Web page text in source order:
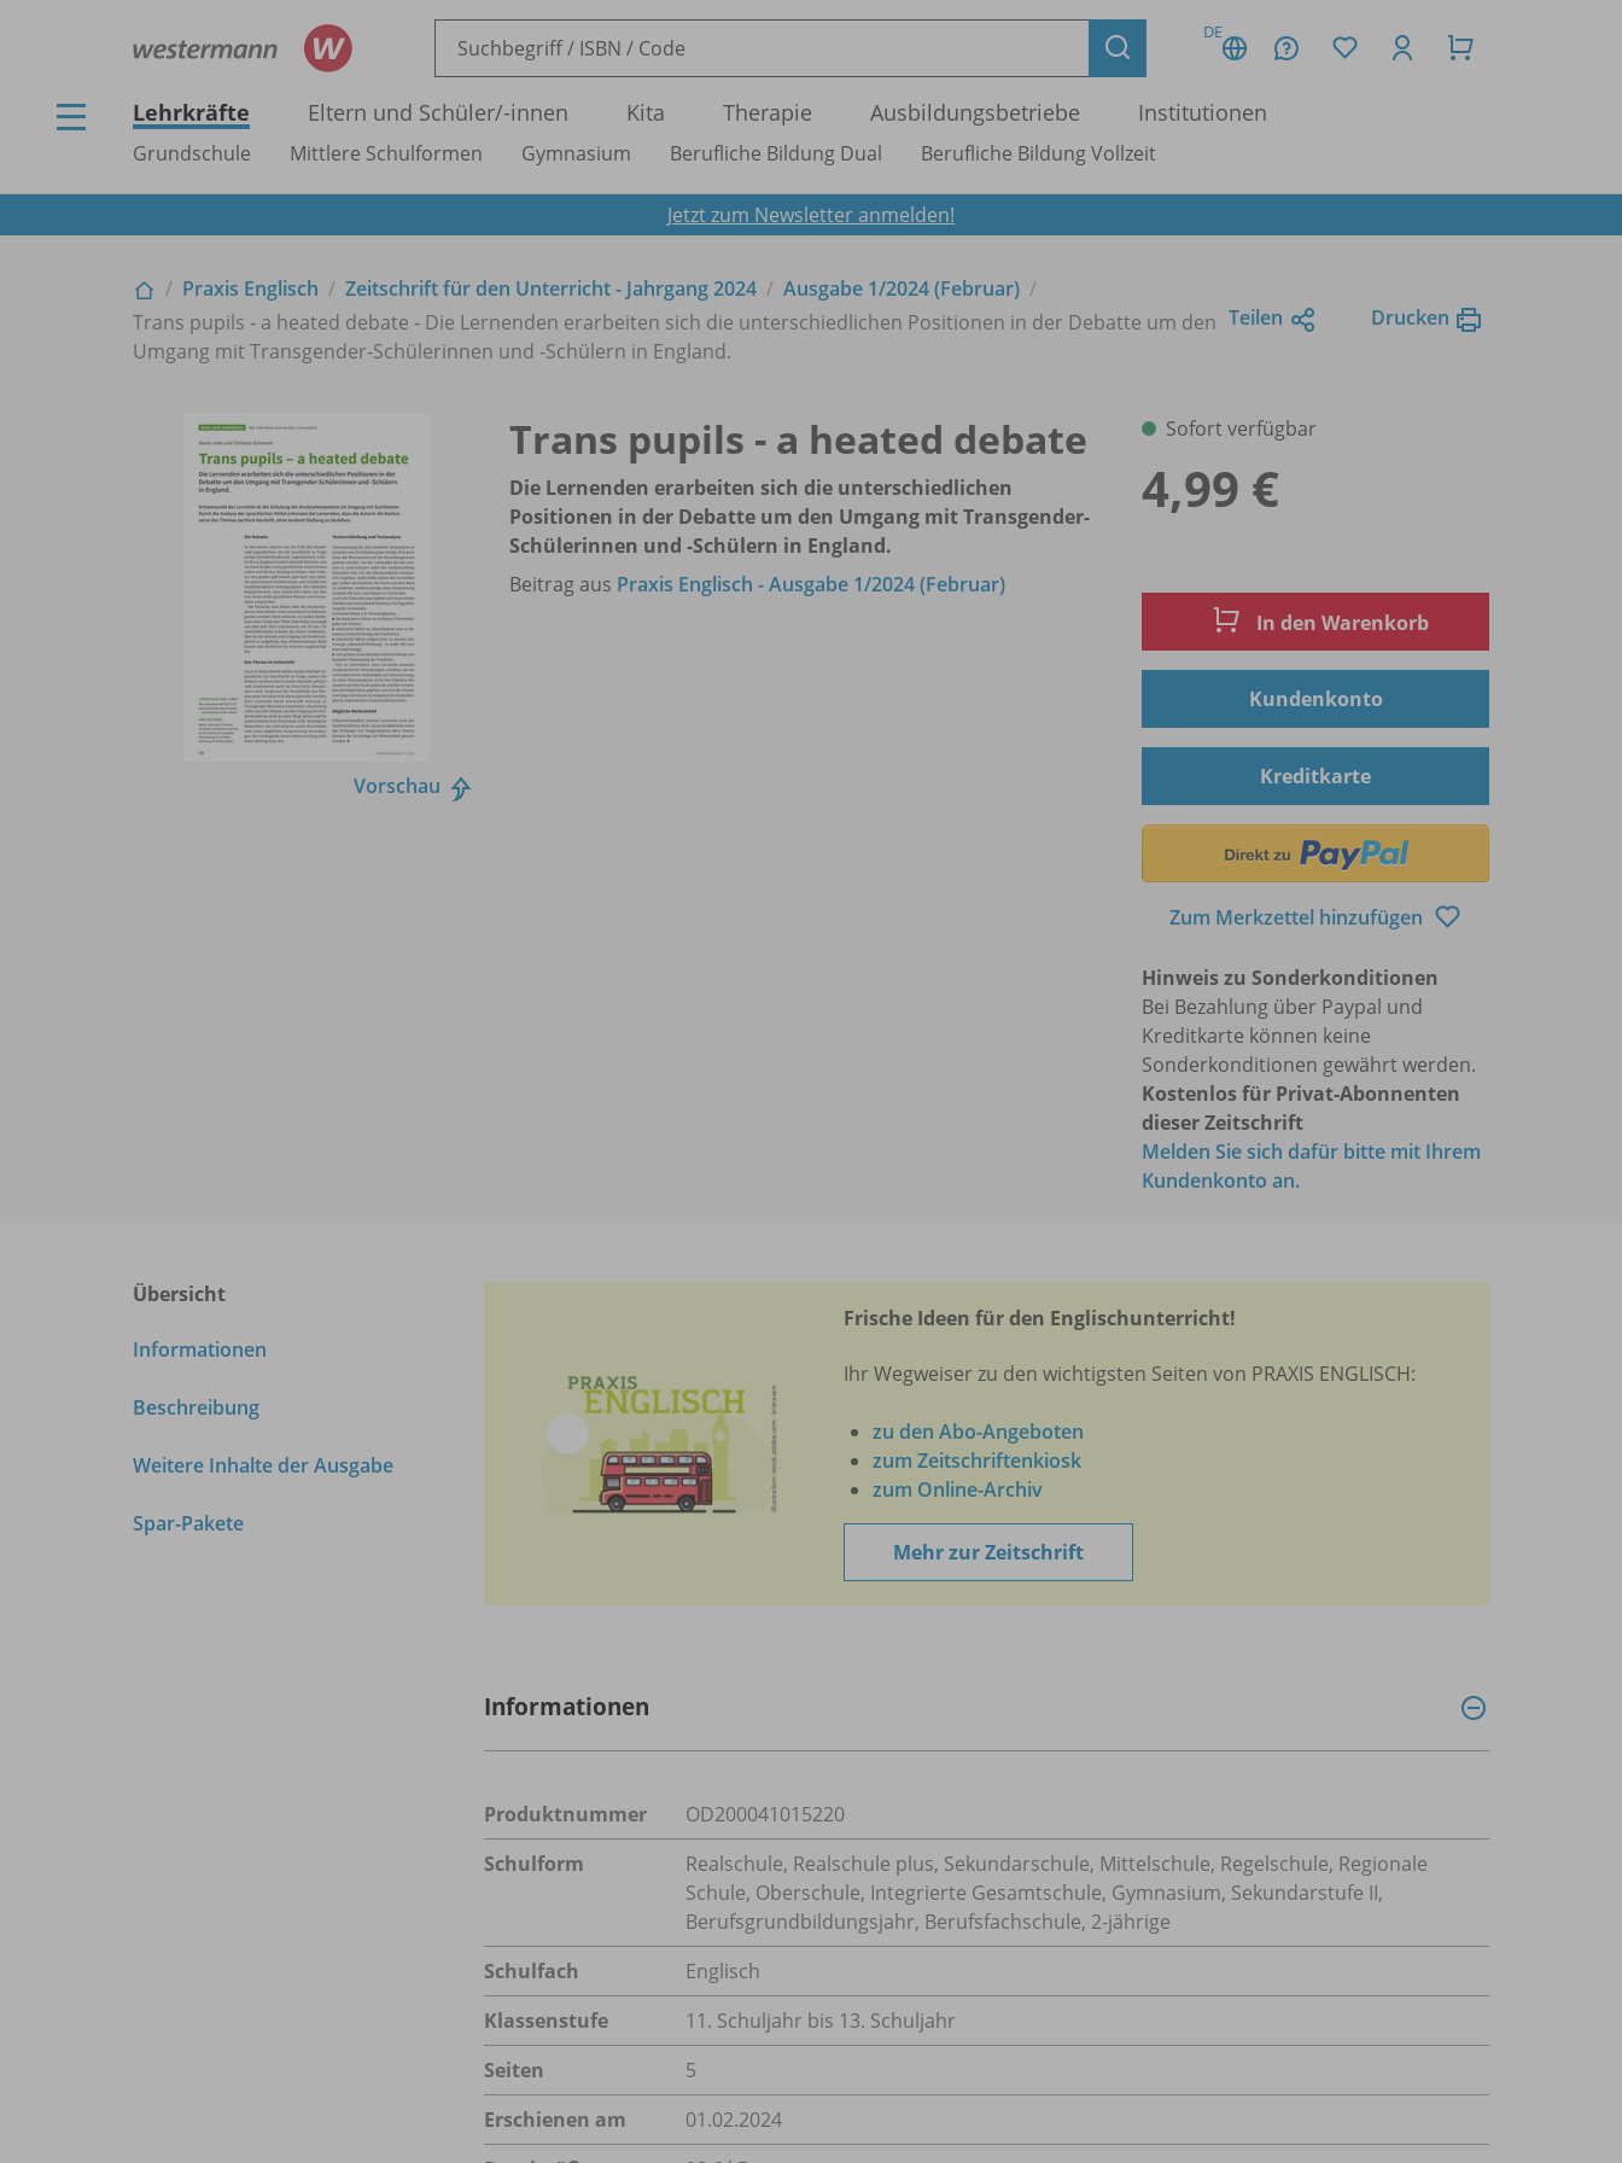
DE
Lehrkräfte Eltern und Schüler/-innen Kita Therapie Ausbildungsbetriebe Institutionen
Grundschule Mittlere Schulformen Gymnasium Berufliche Bildung Dual Berufliche Bildung Vollzeit
Jetzt zum Newsletter anmelden!
Praxis Englisch Zeitschrift für den Unterricht - Jahrgang 2024 Ausgabe 1/2024 (Februar)
Trans pupils - a heated debate - Die Lernenden erarbeiten sich die unterschiedlichen Positionen in der Debatte um den
Umgang mit Transgender-Schülerinnen und -Schülern in England.
Teilen Drucken
Vorschau
Trans pupils - a heated debate
Die Lernenden erarbeiten sich die unterschiedlichen
Positionen in der Debatte um den Umgang mit Transgender-
Schülerinnen und -Schülern in England.
Beitrag aus Praxis Englisch - Ausgabe 1/2024 (Februar)
Sofort verfügbar
4,99 €
In den Warenkorb
Kundenkonto
Kreditkarte
Zum Merkzettel hinzufügen
Hinweis zu Sonderkonditionen
Bei Bezahlung über Paypal und
Kreditkarte können keine
Sonderkonditionen gewährt werden.
Kostenlos für Privat-Abonnenten
dieser Zeitschrift
Melden Sie sich dafür bitte mit Ihrem
Kundenkonto an.
Übersicht
Informationen
Beschreibung
Weitere Inhalte der Ausgabe
Spar-Pakete
Frische Ideen für den Englischunterricht!
Ihr Wegweiser zu den wichtigsten Seiten von PRAXIS ENGLISCH:
zu den Abo-Angeboten
zum Zeitschriftenkiosk
zum Online-Archiv
Mehr zur Zeitschrift
Informationen
Produktnummer
OD200041015220
Schulform
Realschule, Realschule plus, Sekundarschule, Mittelschule, Regelschule, Regionale
Schule, Oberschule, Integrierte Gesamtschule, Gymnasium, Sekundarstufe II,
Berufsgrundbildungsjahr, Berufsfachschule, 2-jährige
Schulfach
Englisch
Klassenstufe
11. Schuljahr bis 13. Schuljahr
Seiten
5
Erschienen am
01.02.2024